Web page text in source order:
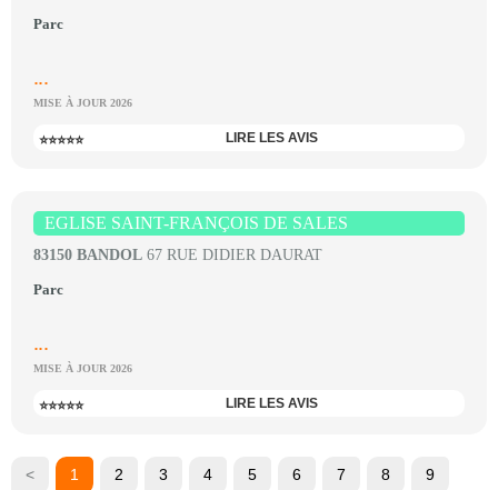
Parc
...
MISE À JOUR 2026
⭐⭐⭐⭐⭐ LIRE LES AVIS
EGLISE SAINT-FRANÇOIS DE SALES
83150 BANDOL 67 RUE DIDIER DAURAT
Parc
...
MISE À JOUR 2026
⭐⭐⭐⭐⭐ LIRE LES AVIS
< 1 2 3 4 5 6 7 8 9